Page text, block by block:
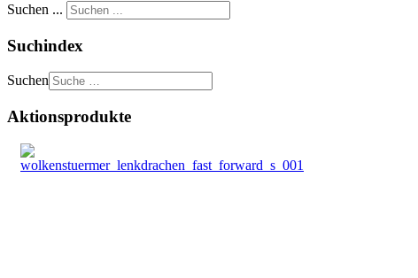
Suchen ...
Suchindex
Suchen
Aktionsprodukte